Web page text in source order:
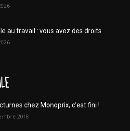
au travail : vous avez des droits
chez Monoprix, c’est fini !
2018